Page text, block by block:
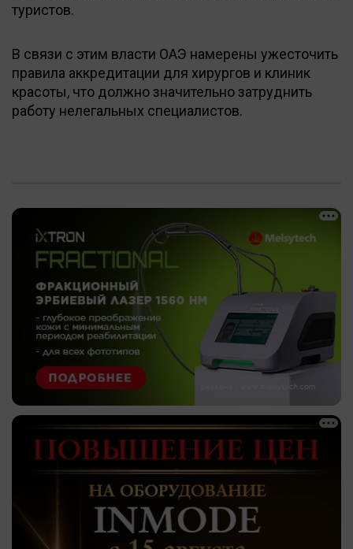
туристов.
В связи с этим власти ОАЭ намерены ужесточить
правила аккредитации для хирургов и клиник
красоты, что должно значительно затруднить
работу нелегальных специалистов.